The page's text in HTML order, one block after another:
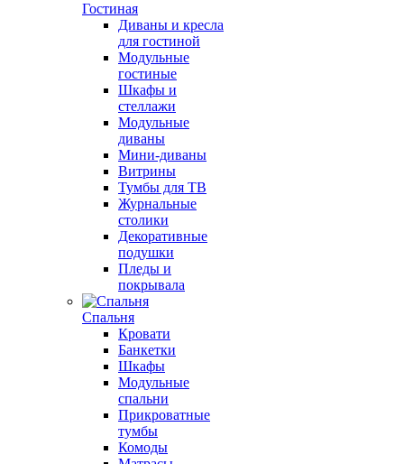
Гостиная
Диваны и кресла
для гостиной
Модульные
гостиные
Шкафы и
стеллажи
Модульные
диваны
Мини-диваны
Витрины
Тумбы для ТВ
Журнальные
столики
Декоративные
подушки
Пледы и
покрывала
Спальня
Кровати
Банкетки
Шкафы
Модульные
спальни
Прикроватные
тумбы
Комоды